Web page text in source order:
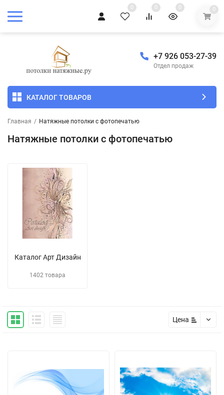
0 0 0 0
+7 926 053-27-39
Отдел продаж
КАТАЛОГ ТОВАРОВ
Главная / Натяжные потолки с фотопечатью
Натяжные потолки с фотопечатью
Каталог Арт Дизайн
1402 товара
Цена